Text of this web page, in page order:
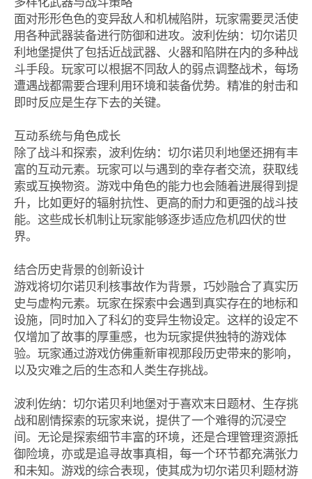
面对形形色色的变异敌人和机械陷阱，玩家需要灵活使
用各种武器装备进行防御和进攻。波利佐纳：切尔诺贝
利地堡提供了包括近战武器、火器和陷阱在内的多种战
斗手段。玩家可以根据不同敌人的弱点调整战术，每场
遭遇战都需要合理利用环境和装备优势。精准的射击和
即时反应是生存下去的关键。
互动系统与角色成长
除了战斗和探索，波利佐纳：切尔诺贝利地堡还拥有丰
富的互动元素。玩家可以与遇到的幸存者交流，获取线
索或互换物资。游戏中角色的能力也会随着进展得到提
升，比如更好的辐射抗性、更高的耐力和更强的战斗技
能。这些成长机制让玩家能够逐步适应危机四伏的世
界。
结合历史背景的创新设计
游戏将切尔诺贝利核事故作为背景，巧妙融合了真实历
史与虚构元素。玩家在探索中会遇到真实存在的地标和
设施，同时加入了科幻的变异生物设定。这样的设定不
仅增加了故事的厚重感，也为玩家提供独特的游戏体
验。玩家通过游戏仿佛重新审视那段历史带来的影响，
以及灾难之后的生态和人类生存挑战。
波利佐纳：切尔诺贝利地堡对于喜欢末日题材、生存挑
战和剧情探索的玩家来说，提供了一个难得的沉浸空
间。无论是探索细节丰富的环境，还是合理管理资源抵
御险境，亦或是追寻故事真相，每一个环节都充满张力
和未知。游戏的综合表现，使其成为切尔诺贝利题材游